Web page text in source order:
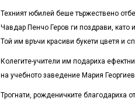
Техният юбилей беше тържествено
Чавдар Пенчо Геров ги поздрави,
Той им връчи красиви букети цветя и
Колегите-учители им подариха
на учебното заведение Мария
Трогнати, рожденичките благодариха